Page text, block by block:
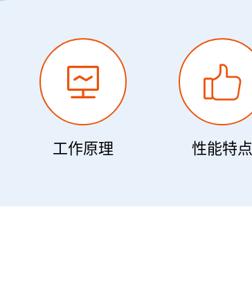
工作原理 性能特点